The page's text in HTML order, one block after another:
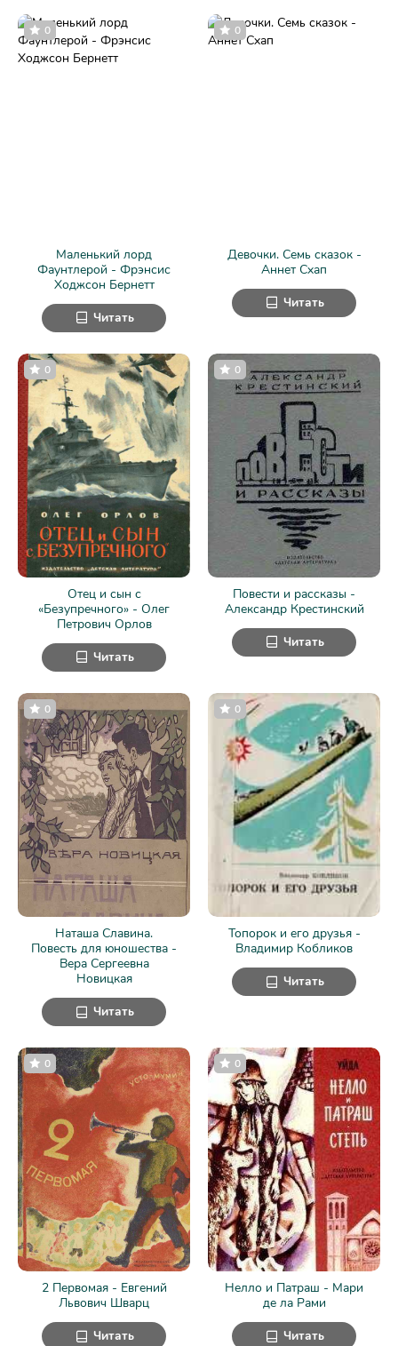
Маленький лорд
Фаунтлерой - Фрэнсис
Ходжсон Бернетт
0
Читать
Девочки. Семь сказок -
Аннет Схап
0
Читать
Отец и сын с
«Безупречного» - Олег
Петрович Орлов
0
Читать
Повести и рассказы -
Александр Крестинский
0
Читать
Наташа Славина.
Повесть для юношества -
Вера Сергеевна
Новицкая
0
Читать
Топорок и его друзья -
Владимир Кобликов
0
Читать
2 Первомая - Евгений
Львович Шварц
0
Читать
Нелло и Патраш - Мари
де ла Рами
0
Читать